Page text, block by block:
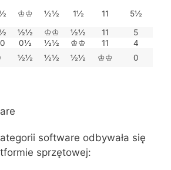
♔♔ ½½ 1½ 11
5½
½½ ♔♔ ½½ 11
5
0½ ½½ ♔♔ 11
4
½½ ½½ ½½ ♔♔ 0
software odbywała się
sprzętowej: